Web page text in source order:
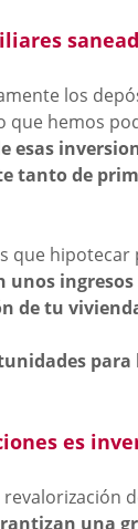
los
que hemos
esas
de
que
de tu
es
una